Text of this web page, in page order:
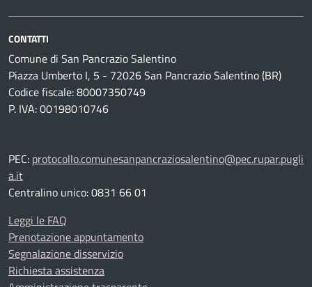
CONTATTI
Comune di San Pancrazio Salentino
Piazza Umberto I, 5 - 72026 San Pancrazio Salentino (BR)
Codice fiscale: 80007350749
P. IVA: 00198010746
PEC: protocollo.comunesanpancraziosalentino@pec.rupar.pugli
a.it
Centralino unico: 0831 66 01
Leggi le FAQ
Prenotazione appuntamento
Segnalazione disservizio
Richiesta assistenza